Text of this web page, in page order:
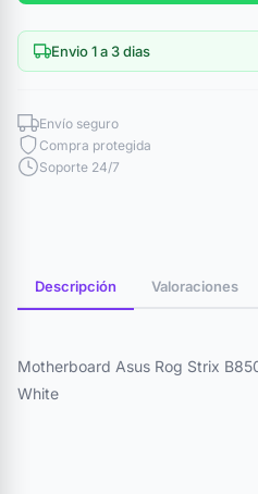
Envio 1 a 3 dias
Envío seguro
Compra protegida
Soporte 24/7
Descripción Valoraciones
Motherboard Asus Rog Strix
White